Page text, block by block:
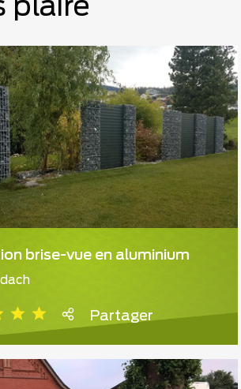
plaire
brise-vue en aluminium
Partager